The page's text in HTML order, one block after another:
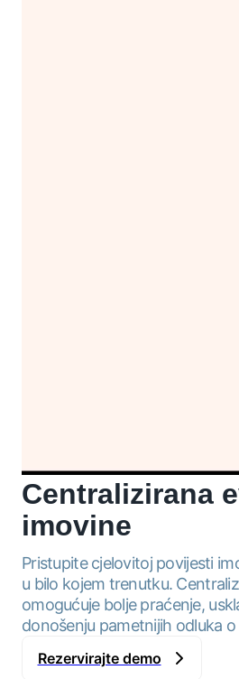
Centralizirana
imovine
Pristupite cjelovitoj povijesti
u bilo kojem trenutku.
omogućuje bolje praćenje,
donošenju pametnijih odluka
Rezervirajte demo